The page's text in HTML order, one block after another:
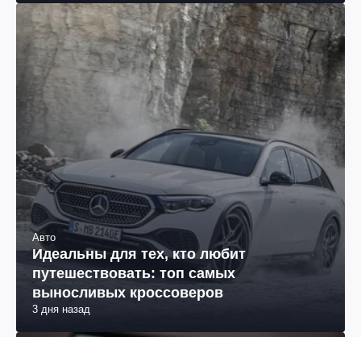
Авто
Идеальны для тех, кто любит
путешествовать: топ самых
выносливых кроссоверов
3 дня назад